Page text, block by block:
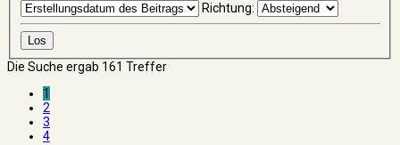
Richtung:
Die Suche ergab 161 Treffer
1
2
3
4